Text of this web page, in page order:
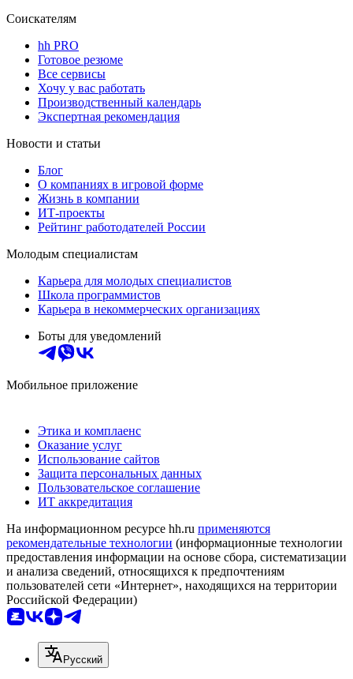
Соискателям
hh PRO
Готовое резюме
Все сервисы
Хочу у вас работать
Производственный календарь
Экспертная рекомендация
Новости и статьи
Блог
О компаниях в игровой форме
Жизнь в компании
ИТ-проекты
Рейтинг работодателей России
Молодым специалистам
Карьера для молодых специалистов
Школа программистов
Карьера в некоммерческих организациях
Боты для уведомлений
Мобильное приложение
Этика и комплаенс
Оказание услуг
Использование сайтов
Защита персональных данных
Пользовательское соглашение
ИТ аккредитация
На информационном ресурсе hh.ru применяются
рекомендательные технологии (информационные технологии
предоставления информации на основе сбора, систематизации
и анализа сведений, относящихся к предпочтениям
пользователей сети «Интернет», находящихся на территории
Российской Федерации)
Русский